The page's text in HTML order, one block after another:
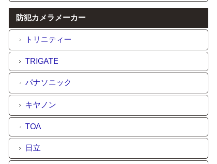
防犯カメラメーカー
トリニティー
TRIGATE
パナソニック
キヤノン
TOA
日立